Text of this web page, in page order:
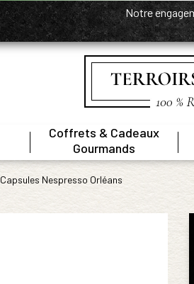
Notre
Coffrets & Cadeaux
Gourmands
Capsules Nespresso Orléans